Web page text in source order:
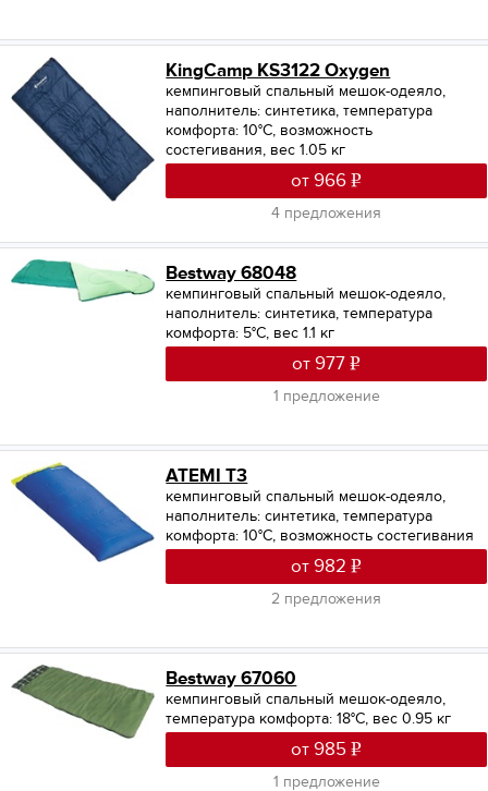
KingCamp KS3122 Oxygen
кемпинговый спальный мешок-одеяло,
наполнитель: синтетика, температура
комфорта: 10°С, возможность
состегивания, вес 1.05 кг
от 966
4 предложения
Bestway 68048
кемпинговый спальный мешок-одеяло,
наполнитель: синтетика, температура
комфорта: 5°С, вес 1.1 кг
от 977
1 предложение
ATEMI T3
кемпинговый спальный мешок-одеяло,
наполнитель: синтетика, температура
комфорта: 10°С, возможность состегивания
от 982
2 предложения
Bestway 67060
кемпинговый спальный мешок-одеяло,
температура комфорта: 18°С, вес 0.95 кг
от 985
1 предложение